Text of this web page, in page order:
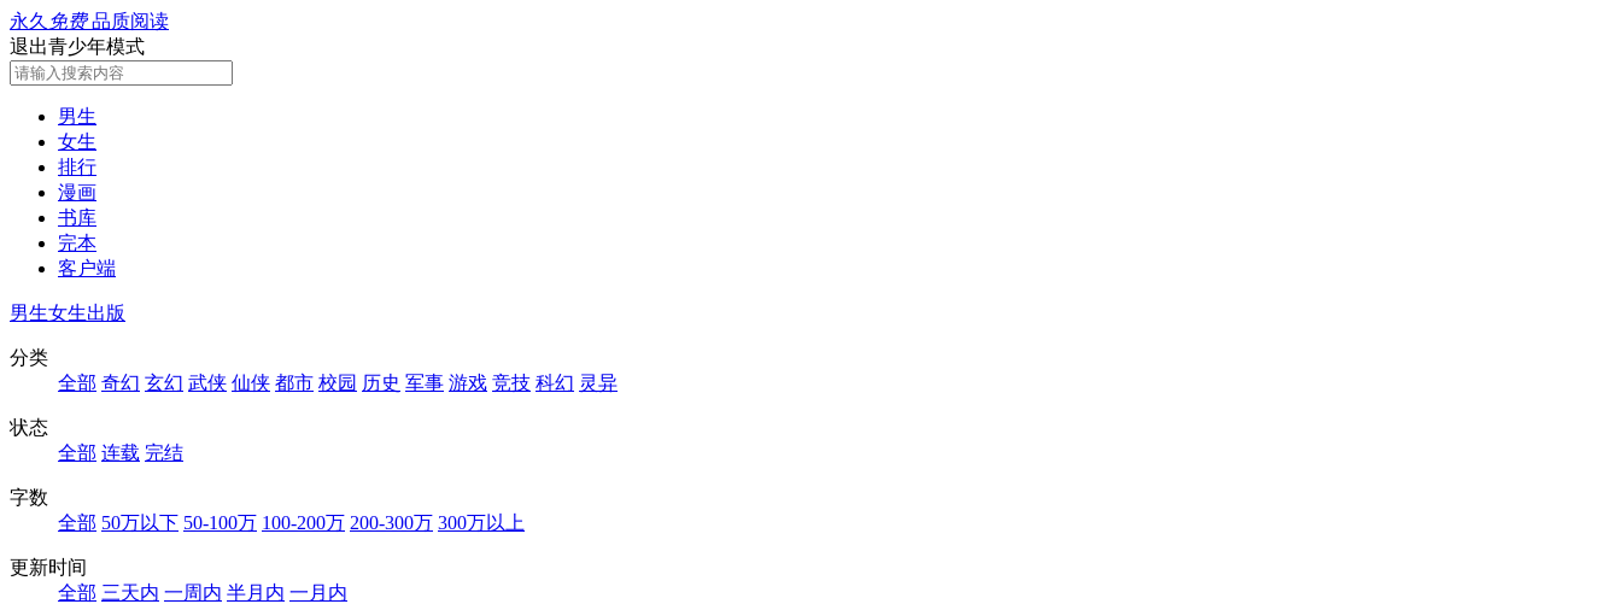
永久 免费品质阅读
退出青少年模式
男生
女生
排行
漫画
书库
完本
客户端
男生女生出版
分类
全部 奇幻 玄幻 武侠 仙侠 都市 校园 历史 军事 游戏 竞技 科幻 灵异
状态
全部 连载 完结
字数
全部 50万以下 50-100万 100-200万 200-300万 300万以上
更新时间
全部 三天内 一周内 半月内 一月内